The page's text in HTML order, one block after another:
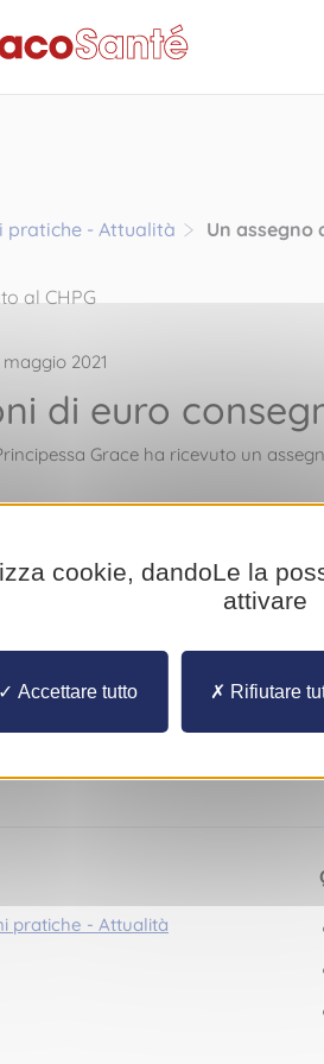
pratiche - Attualità Un assegno
2021
di euro
Grace ha ricevuto un
nomi che i coniugi hanno voluto
permesso di poter apprezzare al
abbiamo deciso di fare una
del CHPG, la loro donazione
magnetica transcranica per
le cure palliative e per la qualità
pratiche - Attualità
cookie, dandoLe la
attivare
Accettare tutto Rifiutare